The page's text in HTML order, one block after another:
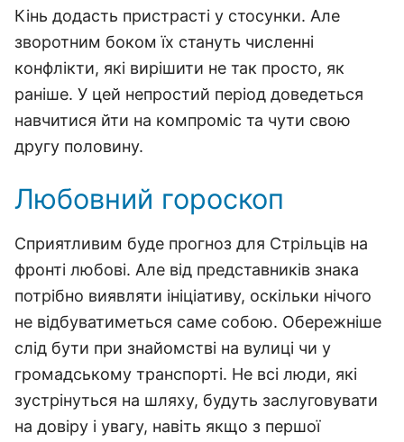
Кінь додасть пристрасті у стосунки. Але
зворотним боком їх стануть численні
конфлікти, які вирішити не так просто, як
раніше. У цей непростий період доведеться
навчитися йти на компроміс та чути свою
другу половину.
Любовний гороскоп
Сприятливим буде прогноз для Стрільців на
фронті любові. Але від представників знака
потрібно виявляти ініціативу, оскільки нічого
не відбуватиметься саме собою. Обережніше
слід бути при знайомстві на вулиці чи у
громадському транспорті. Не всі люди, які
зустрінуться на шляху, будуть заслуговувати
на довіру і увагу, навіть якщо з першої